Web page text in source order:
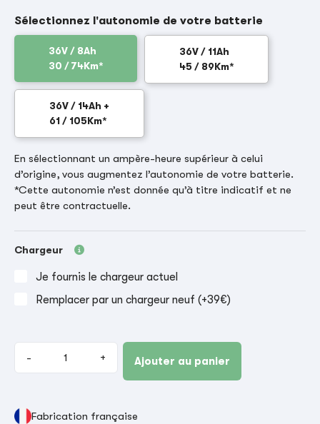
Sélectionnez l'autonomie de votre batterie
36V / 8Ah
30 / 74Km*
36V / 11Ah
45 / 89Km*
36V / 14Ah +
61 / 105Km*
En sélectionnant un ampère-heure supérieur à celui
d’origine, vous augmentez l’autonomie de votre batterie.
*Cette autonomie n’est donnée qu’à titre indicatif et ne
peut être contractuelle.
Chargeur
Je fournis le chargeur actuel
Remplacer par un chargeur neuf (+39€)
- + Ajouter au panier
Fabrication française